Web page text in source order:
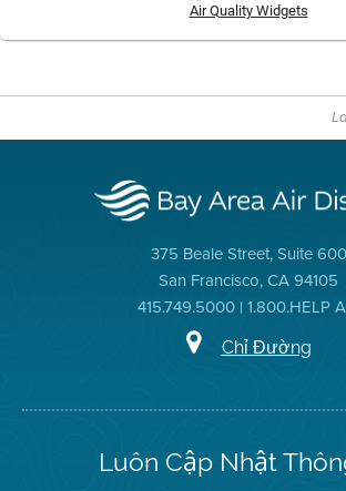
Air Quality Widgets
375 Beale Street, Suite 600
San Francisco, CA 94105
415.749.5000 | 1.800.HELP
Chỉ Đường
Luôn Cập Nhật